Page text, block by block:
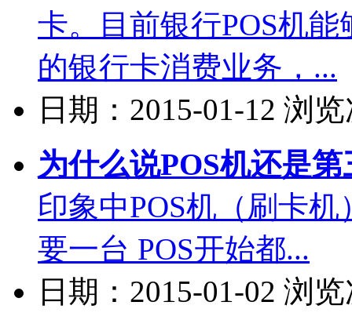
卡。目前银行POS机
的银行卡消费业务，...
日期：2015-01-12 浏
为什么说POS机还是
印象中POS机（刷卡
要一台 POS开始都...
日期：2015-01-02 浏